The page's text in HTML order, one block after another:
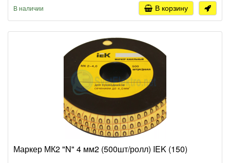
В наличии В корзину
Маркер МК2 "N" 4 мм2 (500шт/ролл) IEK (150)